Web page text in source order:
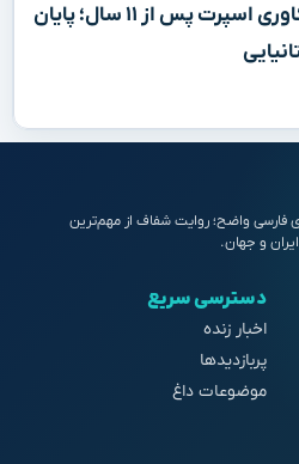
توقف تولید لندروور دیسکاوری اسپرت پس از ۱۱ سال؛ پایان
فارسی واضح؛ روایت شفاف از مهم‌ترین
و جهان.
دسترسی سریع
اخبار زنده
پربازدیدها
موضوعات داغ